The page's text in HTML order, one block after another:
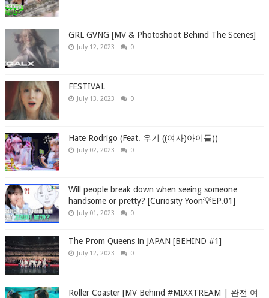
GRL GVNG [MV & Photoshoot Behind The Scenes]
July 12, 2023 0
FESTIVAL
July 13, 2023 0
Hate Rodrigo (Feat. 우기 ((여자)아이들))
July 02, 2023 0
Will people break down when seeing someone
handsome or pretty? [Curiosity Yoon💡EP.01]
July 01, 2023 0
The Prom Queens in JAPAN [BEHIND #1]
July 12, 2023 0
Roller Coaster [MV Behind #MIXXTREAM | 완전 여